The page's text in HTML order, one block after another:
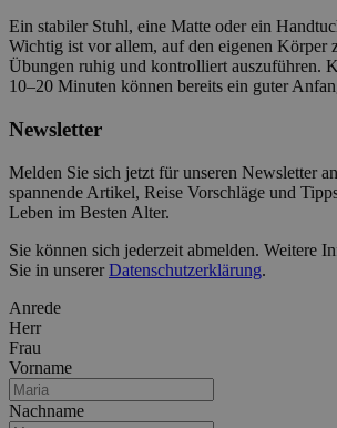
Ein stabiler Stuhl, eine Matte oder ein
Wichtig ist vor allem, auf den eigenen Körper
Übungen ruhig und kontrolliert auszuführen.
10–20 Minuten können bereits ein guter
Newsletter
Melden Sie sich jetzt für unseren Newsletter
spannende Artikel, Reise Vorschläge und
Leben im Besten Alter.
Sie können sich jederzeit abmelden. Weitere
Sie in unsererDatenschutzerklärung.
Anrede
Herr
Frau
Vorname
Nachname